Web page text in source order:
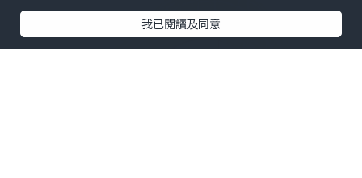
我已閱讀及同意